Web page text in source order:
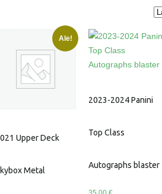
Ale!
Upper Deck
Metal
2023-2024 Panini
Top Class
Autographs blaster